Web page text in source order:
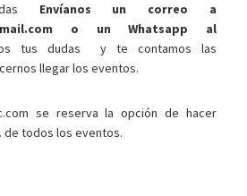
Envíanos un correo a
o un Whatsapp al
tus dudas y te contamos las
llegar los eventos.
se reserva la opción de hacer
todos los eventos.